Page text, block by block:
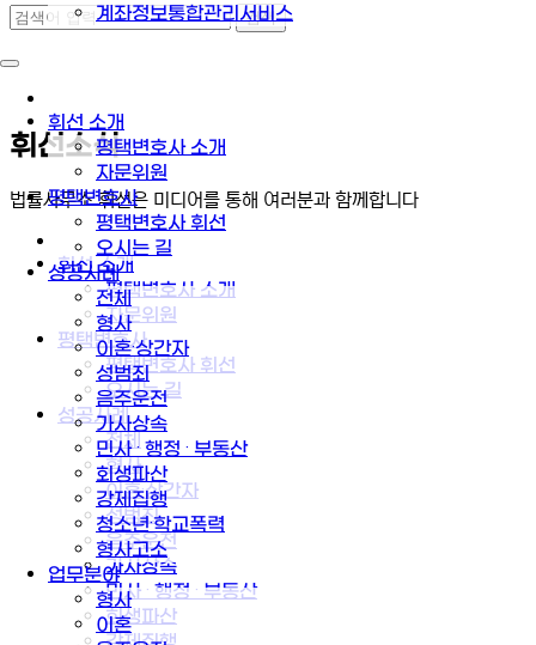
계좌정보통합관리서비스
휘선 소개
평택변호사 소개
자문위원
평택변호사
평택변호사 휘선
오시는 길
성공사례
전체
형사
이혼·상간자
성범죄
음주운전
가사상속
민사 · 행정 · 부동산
회생파산
강제집행
청소년·학교폭력
형사고소
업무분야
형사
이혼
휘선소식
법률사무소 휘선은 미디어를 통해 여러분과 함께합니다
휘선 소개
평택변호사 소개
자문위원
평택변호사
평택변호사 휘선
오시는 길
성공사례
전체
형사
이혼·상간자
성범죄
음주운전
가사상속
민사 · 행정 · 부동산
회생파산